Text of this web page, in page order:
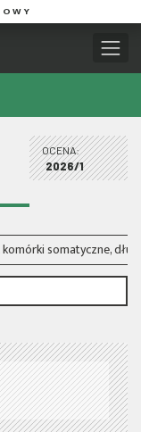
OCENA:
2026/1
komórki somatyczne,